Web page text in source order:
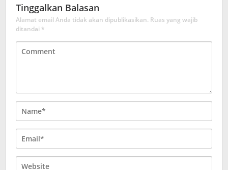
Tinggalkan Balasan
Alamat email Anda tidak akan dipublikasikan. Ruas yang wajib
ditandai *